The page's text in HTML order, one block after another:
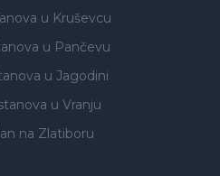
u Kruševcu
u Pančevu
u Jagodini
u Vranju
na Zlatiboru